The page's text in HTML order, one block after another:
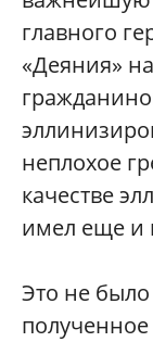
главного
«Деяния»
неплохое
качестве
имел еще и
Это не